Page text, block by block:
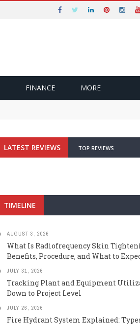
FINANCE MORE
LATEST REVIEWS TOP REVIEWS
TIMELINE
AUGUST 3, 2026
What Is Radiofrequency Skin
Benefits, Procedure, and What to
JULY 31, 2026
Tracking Plant and Equipment
Down to Project Level
JULY 26, 2026
Fire Hydrant System Explained: